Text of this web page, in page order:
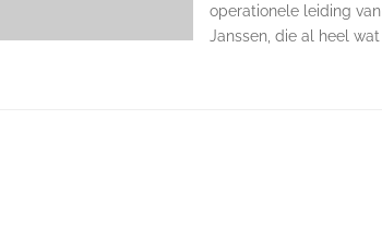
operationele leiding
Janssen, die al heel